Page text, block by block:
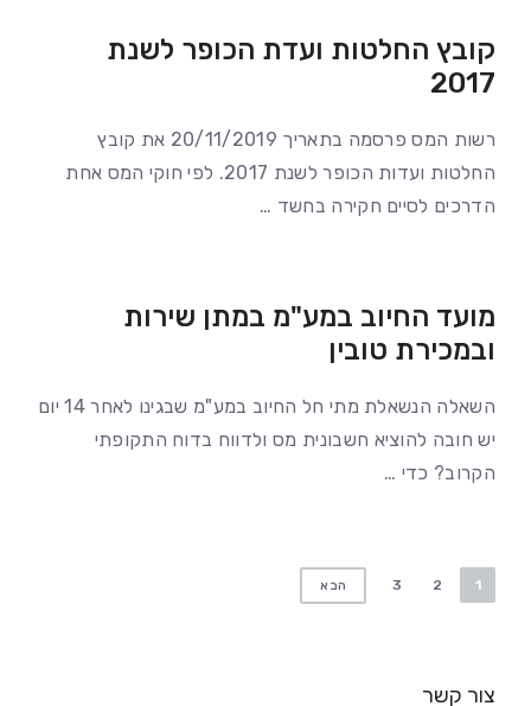
קובץ החלטות ועדת הכופר לשנת
2017
רשות המס פרסמה בתאריך 20/11/2019 את קובץ
החלטות ועדות הכופר לשנת 2017. לפי חוקי המס אחת
הדרכים לסיים חקירה בחשד …
מועד החיוב במע"מ במתן שירות
ובמכירת טובין
השאלה הנשאלת מתי חל החיוב במע"מ שבגינו לאחר 14 יום
יש חובה להוציא חשבונית מס ולדווח בדוח התקופתי
הקרוב? כדי …
ו
1
2
3 הבא
צור קשר